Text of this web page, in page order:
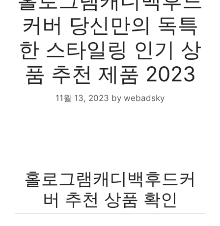
커버 당신만의 독특
한 스타일링 인기 상
품 추천 제품 2023
11월 13, 2023 by webadsky
홀로그램캐디백후드커
버 추천 상품 확인